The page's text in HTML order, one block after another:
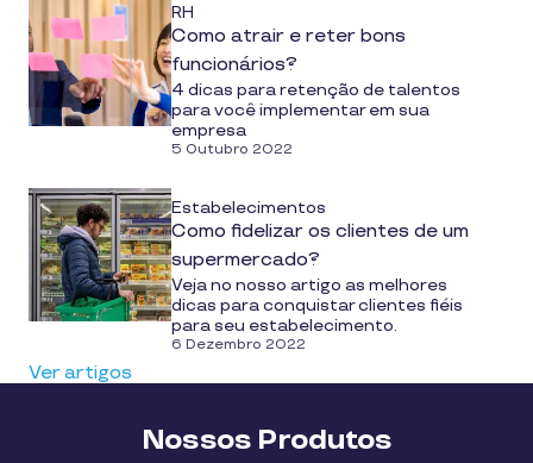
RH
Como atrair e reter bons
funcionários?
4 dicas para retenção de talentos
para você implementar em sua
empresa
5 Outubro 2022
Estabelecimentos
Como fidelizar os clientes de um
supermercado?
Veja no nosso artigo as melhores
dicas para conquistar clientes fiéis
para seu estabelecimento.
6 Dezembro 2022
Ver artigos
Nossos Produtos